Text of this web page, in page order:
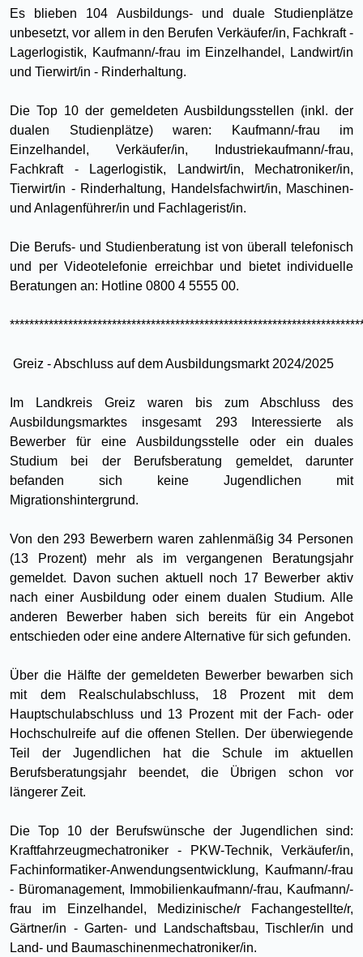
Es blieben 104 Ausbildungs- und duale Studienplätze
unbesetzt, vor allem in den Berufen Verkäufer/in, Fachkraft -
Lagerlogistik, Kaufmann/-frau im Einzelhandel, Landwirt/in
und Tierwirt/in - Rinderhaltung.
Die Top 10 der gemeldeten Ausbildungsstellen (inkl. der
dualen Studienplätze) waren: Kaufmann/-frau im
Einzelhandel, Verkäufer/in, Industriekaufmann/-frau,
Fachkraft - Lagerlogistik, Landwirt/in, Mechatroniker/in,
Tierwirt/in - Rinderhaltung, Handelsfachwirt/in, Maschinen-
und Anlagenführer/in und Fachlagerist/in.
Die Berufs- und Studienberatung ist von überall telefonisch
und per Videotelefonie erreichbar und bietet individuelle
Beratungen an: Hotline 0800 4 5555 00.
Greiz - Abschluss auf dem Ausbildungsmarkt 2024/2025
Im Landkreis Greiz waren bis zum Abschluss des
Ausbildungsmarktes insgesamt 293 Interessierte als
Bewerber für eine Ausbildungsstelle oder ein duales
Studium bei der Berufsberatung gemeldet, darunter
befanden sich keine Jugendlichen mit
Migrationshintergrund.
Von den 293 Bewerbern waren zahlenmäßig 34 Personen
(13 Prozent) mehr als im vergangenen Beratungsjahr
gemeldet. Davon suchen aktuell noch 17 Bewerber aktiv
nach einer Ausbildung oder einem dualen Studium. Alle
anderen Bewerber haben sich bereits für ein Angebot
entschieden oder eine andere Alternative für sich gefunden.
Über die Hälfte der gemeldeten Bewerber bewarben sich
mit dem Realschulabschluss, 18 Prozent mit dem
Hauptschulabschluss und 13 Prozent mit der Fach- oder
Hochschulreife auf die offenen Stellen. Der überwiegende
Teil der Jugendlichen hat die Schule im aktuellen
Berufsberatungsjahr beendet, die Übrigen schon vor
längerer Zeit.
Die Top 10 der Berufswünsche der Jugendlichen sind:
Kraftfahrzeugmechatroniker - PKW-Technik, Verkäufer/in,
Fachinformatiker-Anwendungsentwicklung, Kaufmann/-frau
- Büromanagement, Immobilienkaufmann/-frau, Kaufmann/-
frau im Einzelhandel, Medizinische/r Fachangestellte/r,
Gärtner/in - Garten- und Landschaftsbau, Tischler/in und
Land- und Baumaschinenmechatroniker/in.